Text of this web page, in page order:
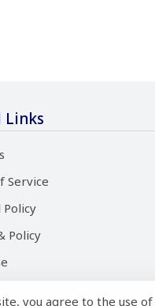
Links
Service
Policy
you agree to the use of